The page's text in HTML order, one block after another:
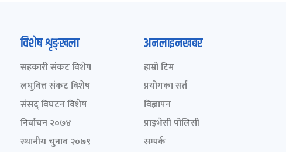
विशेष शृङ्खला
सहकारी संकट विशेष
लघुवित्त संकट विशेष
संसद् विघटन विशेष
निर्वाचन २०७४
स्थानीय चुनाव २०७९
अनलाइनखबर
हाम्रो टिम
प्रयोगका सर्त
विज्ञापन
प्राइभेसी पोलिसी
सम्पर्क